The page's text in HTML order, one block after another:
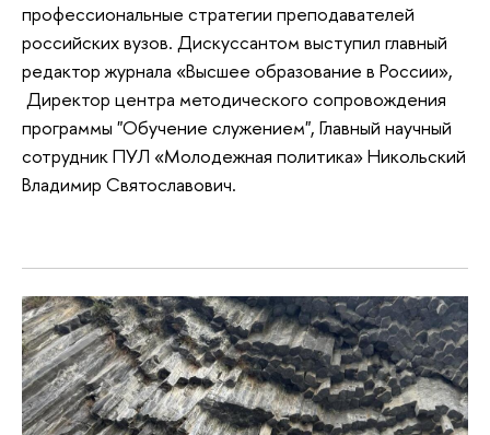
профессиональные стратегии преподавателей
российских вузов. Дискуссантом выступил главный
редактор журнала «Высшее образование в России»,
Директор центра методического сопровождения
программы "Обучение служением", Главный научный
сотрудник ПУЛ «Молодежная политика» Никольский
Владимир Святославович.